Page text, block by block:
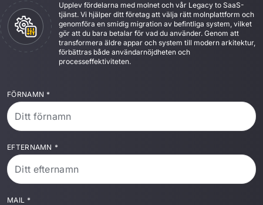
Upplev fördelarna med molnet och vår Legacy to SaaS-
tjänst. Vi hjälper ditt företag att välja rätt molnplattform och
genomföra en smidig migration av befintliga system, vilket
gör att du bara betalar för vad du använder. Genom att
transformera äldre appar och system till modern arkitektur,
förbättras både användarnöjdheten och
processeffektiviteten.
FÖRNAMN *
EFTERNAMN *
MAIL *